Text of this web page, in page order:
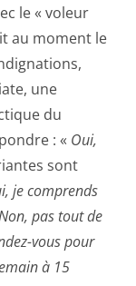
le « voleur
au moment le
une
du
: « Oui,
sont
je comprends
pas tout de
vous pour
à 15